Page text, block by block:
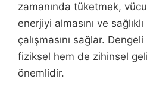
zamanında tüketmek,
enerjiyi almasını ve
çalışmasını sağlar.
fiziksel hem de zihinsel
önemlidir.